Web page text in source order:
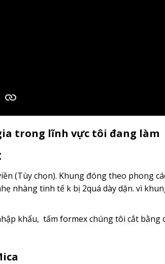
trong lĩnh vực tôi đang làm
(Tùy chọn). Khung đóng theo phong
nhàng tinh tế k bị 2quá dày dặn. vì
khẩu, tấm formex chúng tôi cắt